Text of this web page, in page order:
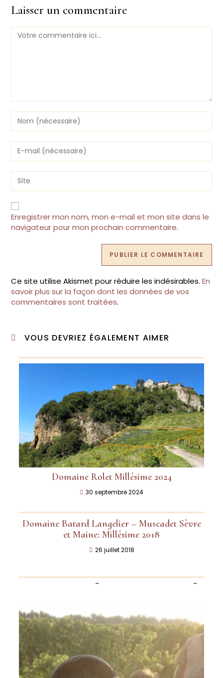
Laisser un commentaire
Comment
Enter
your
name
or
username
to
comment
Enter
your
email
address
to
comment
Saisir
l’URL
de
votre
site
(facultatif)
Enregistrer mon nom, mon e-mail et mon site dans le
navigateur pour mon prochain commentaire.
Ce site utilise Akismet pour réduire les indésirables.En
savoir plus sur la façon dont les données de vos
commentaires sont traitées.
VOUS DEVRIEZ ÉGALEMENT AIMER
Domaine Rolet Millésime 2024
30 septembre 2024
Domaine Batard Langelier – Muscadet Sèvre
et Maine: Millésime 2018
26 juillet 2018